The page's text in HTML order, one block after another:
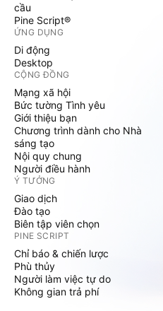
cầu
Pine Script®
ỨNG DỤNG
Di động
Desktop
CỘNG ĐỒNG
Mạng xã hội
Bức tường Tình yêu
Giới thiệu bạn
Chương trình dành cho Nhà
sáng tạo
Nội quy chung
Người điều hành
Ý TƯỞNG
Giao dịch
Đào tạo
Biên tập viên chọn
PINE SCRIPT
Chỉ báo & chiến lược
Phù thủy
Người làm việc tự do
Không gian trả phí